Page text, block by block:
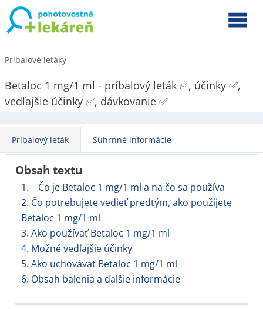
Príbalové letáky
Betaloc 1 mg/1 ml - príbalový leták ✅, účinky ✅,
vedľajšie účinky ✅, dávkovanie ✅
Príbalový leták Súhrnné informácie
Obsah textu
1. Čo je Betaloc 1 mg/1 ml a na čo sa používa
2. Čo potrebujete vedieť predtým, ako použijete
Betaloc 1 mg/1 ml
3. Ako používať Betaloc 1 mg/1 ml
4. Možné vedľajšie účinky
5. Ako uchovávať Betaloc 1 mg/1 ml
6. Obsah balenia a ďalšie informácie